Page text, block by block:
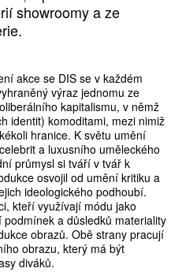
showroomy a ze
akce se DIS se v každém
výraz jednomu ze
kapitalismu, v němž
identit) komoditami, mezi nimiž
hranice. K světu umění
a luxusního uměleckého
průmysl si tváří v tvář k
osvojil od umění kritiku a
ideologického podhoubí.
kteří využívají módu jako
a důsledků materiality
obrazů. Obě strany pracují
obrazu, který má být
diváků.